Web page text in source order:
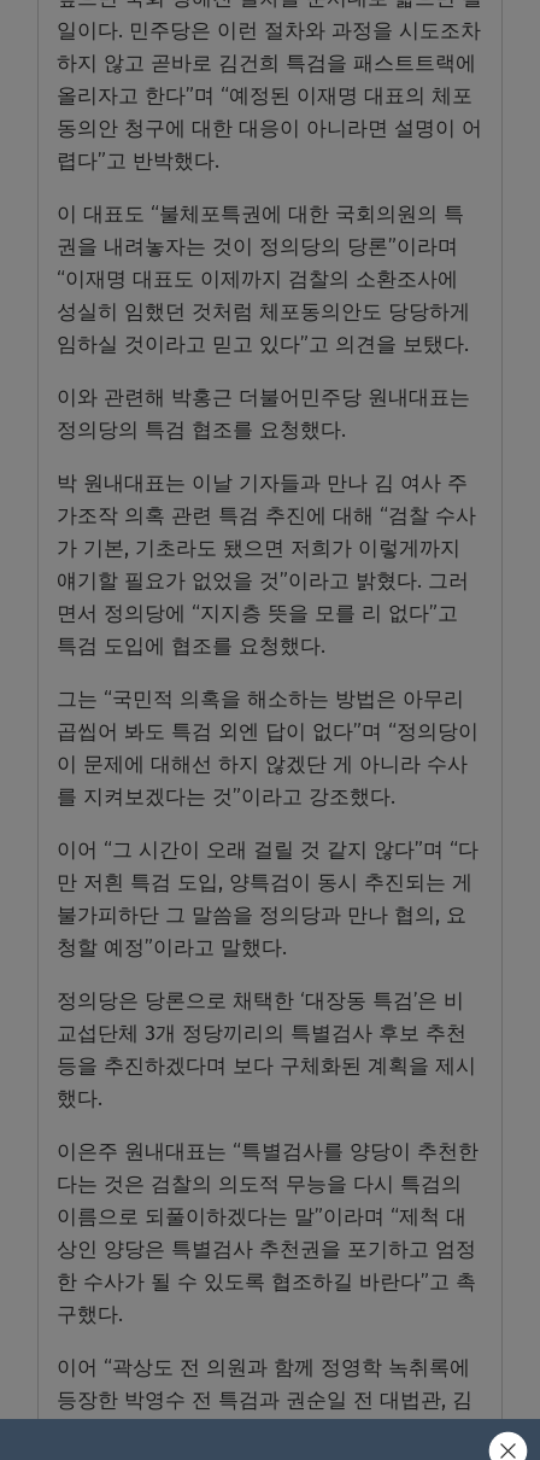
일이다. 민주당은 이런 절차와 과정을 시도조차
하지 않고 곧바로 김건희 특검을 패스트트랙에
올리자고 한다”며 “예정된 이재명 대표의 체포
동의안 청구에 대한 대응이 아니라면 설명이 어
렵다”고 반박했다.
이 대표도 “불체포특권에 대한 국회의원의 특
권을 내려놓자는 것이 정의당의 당론”이라며
“이재명 대표도 이제까지 검찰의 소환조사에
성실히 임했던 것처럼 체포동의안도 당당하게
임하실 것이라고 믿고 있다”고 의견을 보탰다.
이와 관련해 박홍근 더불어민주당 원내대표는
정의당의 특검 협조를 요청했다.
박 원내대표는 이날 기자들과 만나 김 여사 주
가조작 의혹 관련 특검 추진에 대해 “검찰 수사
가 기본, 기초라도 됐으면 저희가 이렇게까지
얘기할 필요가 없었을 것”이라고 밝혔다. 그러
면서 정의당에 “지지층 뜻을 모를 리 없다”고
특검 도입에 협조를 요청했다.
그는 “국민적 의혹을 해소하는 방법은 아무리
곱씹어 봐도 특검 외엔 답이 없다”며 “정의당이
이 문제에 대해선 하지 않겠단 게 아니라 수사
를 지켜보겠다는 것”이라고 강조했다.
이어 “그 시간이 오래 걸릴 것 같지 않다”며 “다
만 저흰 특검 도입, 양특검이 동시 추진되는 게
불가피하단 그 말씀을 정의당과 만나 협의, 요
청할 예정”이라고 말했다.
정의당은 당론으로 채택한 ‘대장동 특검’은 비
교섭단체 3개 정당끼리의 특별검사 후보 추천
등을 추진하겠다며 보다 구체화된 계획을 제시
했다.
이은주 원내대표는 “특별검사를 양당이 추천한
다는 것은 검찰의 의도적 무능을 다시 특검의
이름으로 되풀이하겠다는 말”이라며 “제척 대
상인 양당은 특별검사 추천권을 포기하고 엄정
한 수사가 될 수 있도록 협조하길 바란다”고 촉
구했다.
이어 “곽상도 전 의원과 함께 정영학 녹취록에
등장한 박영수 전 특검과 권순일 전 대법관, 김